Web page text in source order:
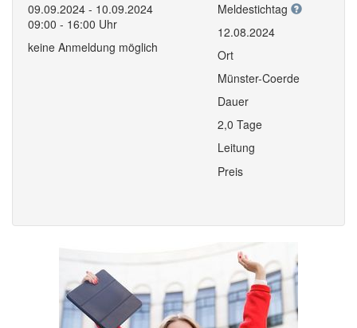
09.09.2024 - 10.09.2024
09:00 - 16:00 Uhr
keine Anmeldung möglich
Meldestichtag
12.08.2024
Ort
Münster-Coerde
Dauer
2,0 Tage
Leitung
Preis